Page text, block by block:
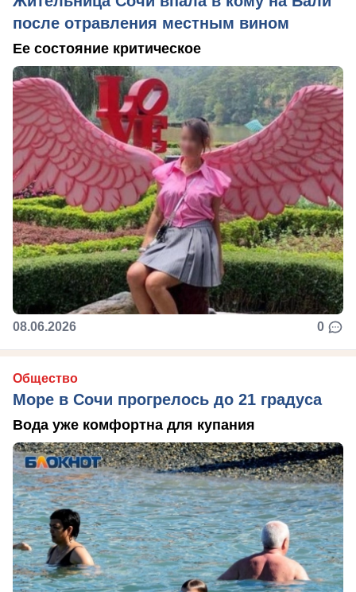
после отравления местным вином
Ее состояние критическое
08.06.2026 0
Общество
Море в Сочи прогрелось до 21 градуса
Вода уже комфортна для купания